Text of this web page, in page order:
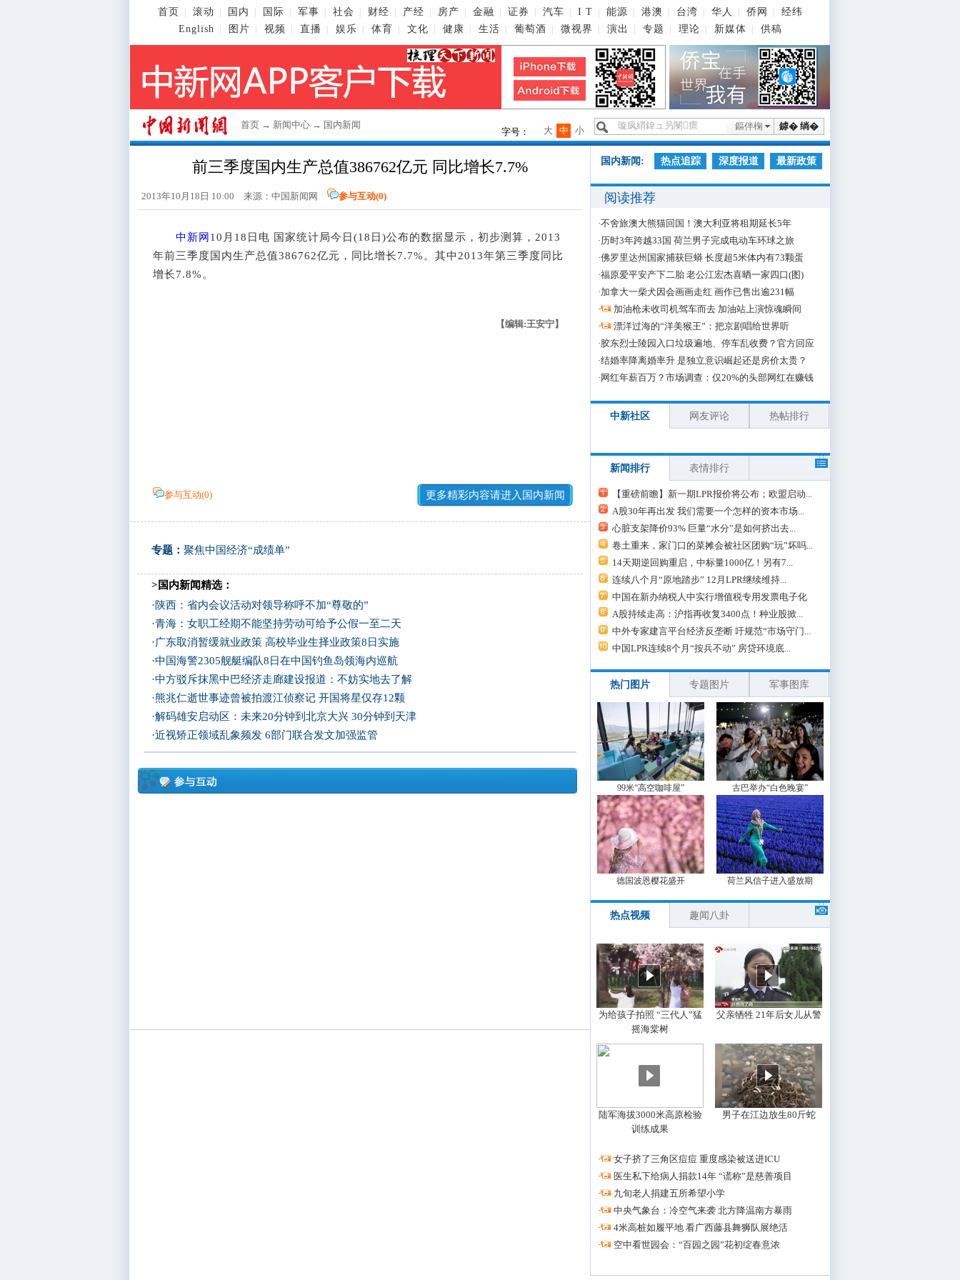
首页 滚动 国内 国际 军事 社会 财经 产经 房产 金融 证券 汽车 I T 能源 港澳 台湾 华人 侨网
经纬
English
图片 视频 直播 娱乐 体育 文化 健康 生活 葡萄酒 微视界 演出 专题 理论 新媒体 供稿
首页 → 新闻中心 → 国内新闻 鎼� 绱�
鏂伴椈
字号： 小
中
大
前三季度国内生产总值386762亿元 同比增长7.7%
2013年10月18日 10:00 来源： 中国新闻网 参与互动(0)
中新网 10月18日电 国家统计局今日(18日)公布的数据显示，初步测算，2013
年前三季度国内生产总值386762亿元，同比增长7.7%。其中2013年第三季度同比
增长7.8%。
【编辑:王安宁】
参与互动(0) 更多精彩内容请进入国内新闻
专题： 聚焦中国经济“成绩单”
>国内新闻精选：
·陕西：省内会议活动对领导称呼不加“尊敬的”
·青海：女职工经期不能坚持劳动可给予公假一至二天
·广东取消暂缓就业政策 高校毕业生择业政策8日实施
·中国海警2305舰艇编队8日在中国钓鱼岛领海内巡航
·中方驳斥抹黑中巴经济走廊建设报道：不妨实地去了解
·熊兆仁逝世事迹曾被拍渡江侦察记 开国将星仅存12颗
·解码雄安启动区：未来20分钟到北京大兴 30分钟到天津
·近视矫正领域乱象频发 6部门联合发文加强监管
国内新闻: 热点追踪 深度报道 最新政策
阅读推荐
·不舍旅澳大熊猫回国！澳大利亚将租期延长5年
·历时3年跨越33国 荷兰男子完成电动车环球之旅
·佛罗里达州国家捕获巨蟒 长度超5米体内有73颗蛋
·福原爱平安产下二胎 老公江宏杰喜晒一家四口(图)
·加拿大一柴犬因会画画走红 画作已售出逾231幅
·
加油枪未收司机驾车而去 加油站上演惊魂瞬间
·
漂洋过海的“洋美猴王”：把京剧唱给世界听
·胶东烈士陵园入口垃圾遍地、停车乱收费？官方回应
·结婚率降离婚率升 是独立意识崛起还是房价太贵？
· 网红年薪百万？市场调查：仅20%的头部网红在赚钱
中新社区 网友评论 热帖排行
新闻排行 表情排行
【重磅前瞻】新一期LPR报价将公布；欧盟启动...
A股30年再出发 我们需要一个怎样的资本市场...
心脏支架降价93% 巨量“水分”是如何挤出去...
卷土重来，家门口的菜摊会被社区团购“玩”坏吗...
14天期逆回购重启，中标量1000亿！另有7...
连续八个月“原地踏步” 12月LPR继续维持...
中国在新办纳税人中实行增值税专用发票电子化
A股持续走高：沪指再收复3400点！种业股掀...
中外专家建言平台经济反垄断 吁规范“市场守门...
中国LPR连续8个月“按兵不动” 房贷环境底...
热门图片 专题图片 军事图库
99米“高空咖啡屋” 古巴举办“白色晚宴”
德国波恩樱花盛开 荷兰风信子进入盛放期
热点视频 趣闻八卦
为给孩子拍照 “三代人”猛
摇海棠树
父亲牺牲 21年后女儿从警
陆军海拔3000米高原检验
训练成果
男子在江边放生80斤蛇
·
女子挤了三角区痘痘 重度感染被送进ICU
·
医生私下给病人捐款14年 “谎称”是慈善项目
·
九旬老人捐建五所希望小学
·
中央气象台：冷空气来袭 北方降温南方暴雨
·
4米高桩如履平地 看广西藤县舞狮队展绝活
·
空中看世园会：“百园之园”花初绽春意浓